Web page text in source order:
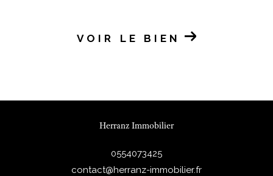
VOIR LE BIEN
Herranz Immobilier
0554073425
contact@herranz-immobilier.fr